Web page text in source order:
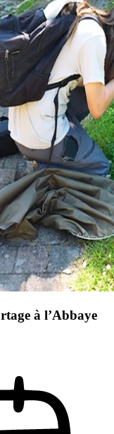
à l’Abbaye